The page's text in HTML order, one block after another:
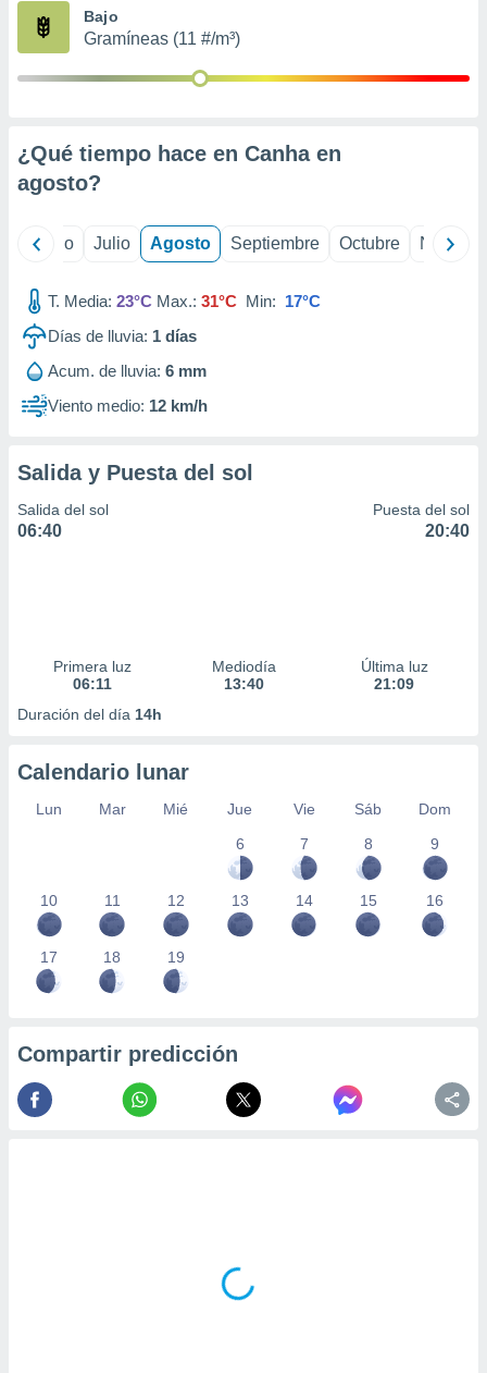
publicidad
1199
Bajo
Gramíneas (11 #/m³)
¿Qué tiempo hace en Canha en
agosto?
Junio Julio Agosto Septiembre Octubre
T. Media: 23°C Max.: 31°C Min: 17°C
Días de lluvia: 1 días
Acum. de lluvia: 6 mm
Viento medio: 12 km/h
Salida y Puesta del sol
Salida del sol
06:40
Puesta del sol
20:40
Primera luz
06:11
Mediodía
13:40
Última luz
21:09
Duración del día 14h
Calendario lunar
Lun Mar Mié Jue Vie Sáb
Dom
6
7 8 9
10 11 12 13 14 15 16
17 18 19
Compartir predicción